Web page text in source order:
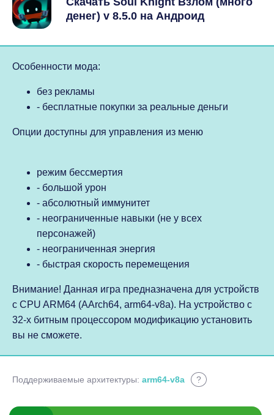
денег) v 8.5.0 на Андроид
Особенности мода:
без рекламы
- бесплатные покупки за реальные деньги
Опции доступны для управления из меню
режим бессмертия
- большой урон
- абсолютный иммунитет
- неограниченные навыки (не у всех
персонажей)
- неограниченная энергия
- быстрая скорость перемещения
Внимание! Данная игра предназначена для устройств
с CPU ARM64 (AArch64, arm64-v8a). На устройство с
32-х битным процессором модификацию установить
вы не сможете.
Поддерживаемые архитектуры: arm64-v8a ?